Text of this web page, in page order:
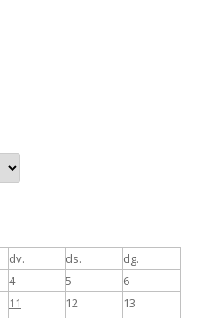
dv. ds. dg.
4 5
6
11 12
13